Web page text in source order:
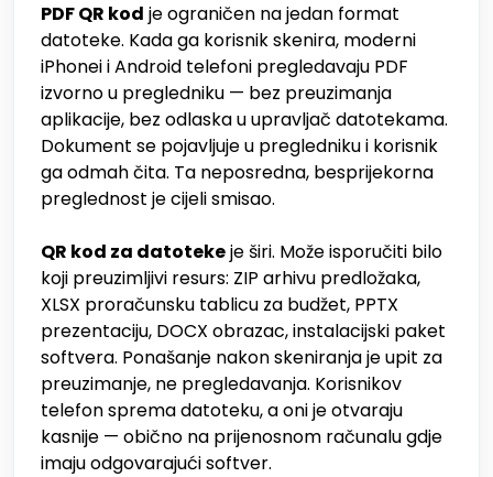
PDF QR kod je ograničen na jedan format
datoteke. Kada ga korisnik skenira, moderni
iPhonei i Android telefoni pregledavaju PDF
izvorno u pregledniku — bez preuzimanja
aplikacije, bez odlaska u upravljač datotekama.
Dokument se pojavljuje u pregledniku i korisnik
ga odmah čita. Ta neposredna, besprijekorna
preglednost je cijeli smisao.
QR kod za datotekeje širi. Može isporučiti bilo
koji preuzimljivi resurs: ZIP arhivu predložaka,
XLSX proračunsku tablicu za budžet, PPTX
prezentaciju, DOCX obrazac, instalacijski paket
softvera. Ponašanje nakon skeniranja je upit za
preuzimanje, ne pregledavanja. Korisnikov
telefon sprema datoteku, a oni je otvaraju
kasnije — obično na prijenosnom računalu gdje
imaju odgovarajući softver.